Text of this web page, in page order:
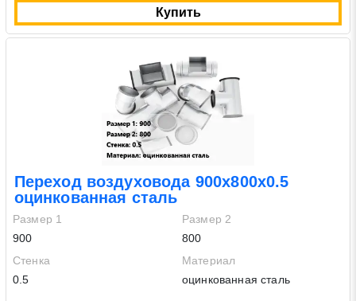
Купить
Переход воздуховода 900х800х0.5
оцинкованная сталь
Размер 1
900
Размер 2
800
Стенка
0.5
Материал
оцинкованная сталь